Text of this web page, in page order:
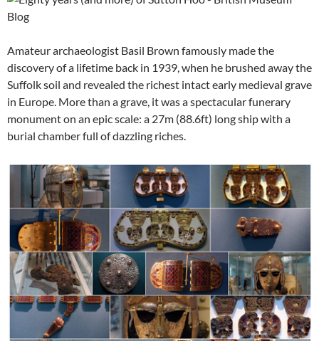
Amateur archaeologist Basil Brown famously made the
discovery of a lifetime back in 1939, when he brushed away the
Suffolk soil and revealed the richest intact early medieval grave
in Europe. More than a grave, it was a spectacular funerary
monument on an epic scale: a 27m (88.6ft) long ship with a
burial chamber full of dazzling riches.